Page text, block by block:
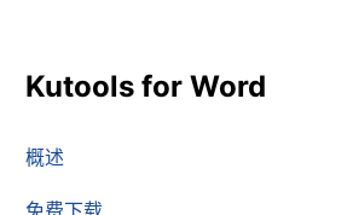
Kutools for Word
概述